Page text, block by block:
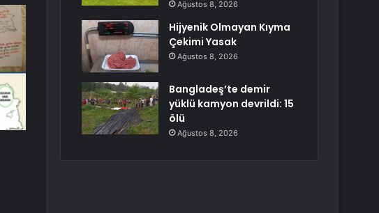
Ağustos 8, 2026
Hijyenik Olmayan Kıyma
Çekimi Yasak
Ağustos 8, 2026
Bangladeş’te demir
yüklü kamyon devrildi: 15
ölü
Ağustos 8, 2026